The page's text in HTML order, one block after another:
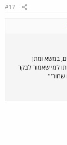
#17
במשא ומתן
למי שאמור לבקר
שחור'"